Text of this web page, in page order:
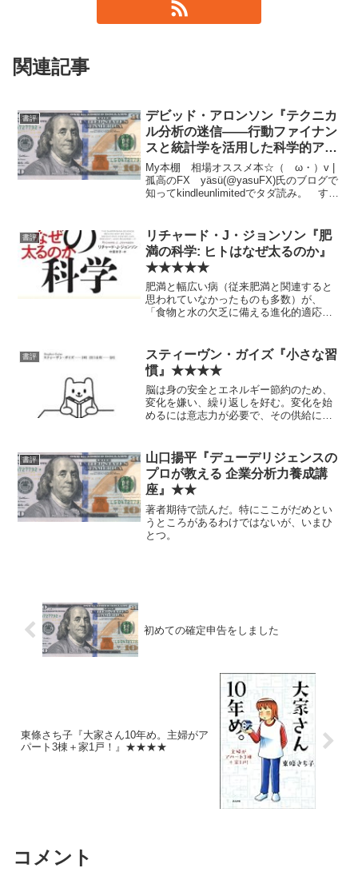
関連記事
書評
デビッド・アロンソン『テクニカ
ル分析の迷信――行動ファイナン
スと統計学を活用した科学的アプ
ローチ』★★★★★
My本棚 相場オススメ本☆（ゝω・）v |
孤高のFX yäsü(@yasuFX)氏のブログで
知ってkindleunlimitedでタダ読み。 すご
て完璧に近い。 そ...
書評
リチャード・J・ジョンソン『肥
満の科学: ヒトはなぜ太るのか』
★★★★★
肥満と幅広い病（従来肥満と関連すると
思われていなかったものも多数）が、
「食物と水の欠乏に備える進化的適応」
「何か健康に良いか？」ということにつ
いては、ほぼ既知で、そこに...
書評
スティーヴン・ガイズ『小さな習
慣』★★★★
脳は身の安全とエネルギー節約のため、
変化を嫌い、繰り返しを好む。変化を始
めるには意志力が必要で、その供給には
小さくすべきである。 ……という内容
自体は、既存の習慣本とそ...
書評
山口揚平『デューデリジェンスの
プロが教える 企業分析力養成講
座』★★
著者期待で読んだ。特にここがだめとい
うところがあるわけではないが、いまひ
とつ。
初めての確定申告をしました
東條さち子『大家さん10年め。主婦がア
パート3棟＋家1戸！』★★★★
コメント